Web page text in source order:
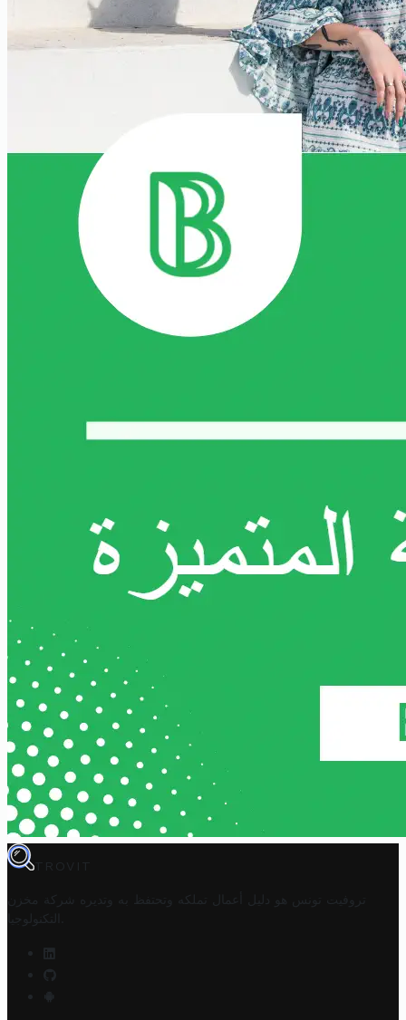
TROVIT
تروفيت تونس هو دليل أعمال تملكه وتحتفظ به وتديره
شركة مخزن
التكنولوجيا